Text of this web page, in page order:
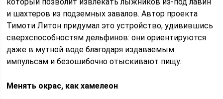
и шахтеров из подземных завалов. Автор проекта
Тимоти Литон придумал это устройство, удивившись
сверхспособностям дельфинов: они ориентируются
даже в мутной воде благодаря издаваемым
импульсам и безошибочно отыскивают пищу.
Менять окрас, как хамелеон